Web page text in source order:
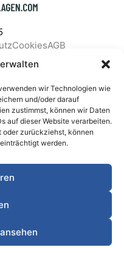
wir Technologien wie
und/oder darauf
zustimmst, können wir Daten
auf dieser Website verarbeiten.
oder zurückziehst, können
werden.
CookiesAGB
Einkauf & Beschaffung
HR
Planung & Strategie
Projektmanagement